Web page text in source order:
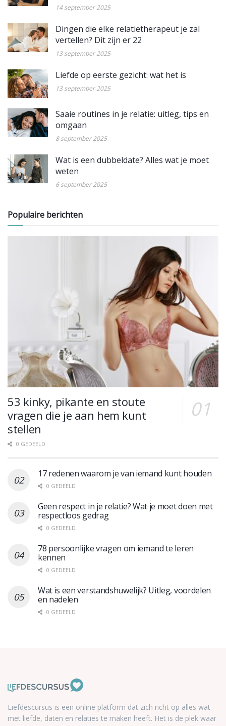
14 september 2025
Dingen die elke relatietherapeut je zal
vertellen? Dit zijn er 22
13 september 2025
Liefde op eerste gezicht: wat het is
13 september 2025
Saaie routines in je relatie: uitleg, tips en
omgaan
8 september 2025
Wat is een dubbeldate? Alles wat je moet
weten
6 september 2025
Populaire berichten
53 kinky, pikante en stoute
vragen die je aan hem kunt
stellen
0 GEDEELD
17 redenen waarom je van iemand kunt houden
0 GEDEELD
Geen respect in je relatie? Wat je moet doen met
respectloos gedrag
0 GEDEELD
78 persoonlijke vragen om iemand te leren
kennen
0 GEDEELD
Wat is een verstandshuwelijk? Uitleg, voordelen
en nadelen
0 GEDEELD
Liefdescursus is een online platform dat zich richt op alles wat
met liefde, daten en relaties te maken heeft. Het is de plek waar